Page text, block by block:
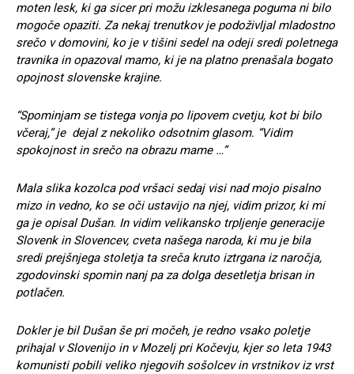
moten lesk, ki ga sicer pri možu izklesanega poguma ni bilo
mogoče opaziti. Za nekaj trenutkov je podoživljal mladostno
srečo v domovini, ko je v tišini sedel na odeji sredi poletnega
travnika in opazoval mamo, ki je na platno prenašala bogato
opojnost slovenske krajine.
“Spominjam se tistega vonja po lipovem cvetju, kot bi bilo
včeraj,” je dejal z nekoliko odsotnim glasom. “Vidim
spokojnost in srečo na obrazu mame …”
Mala slika kozolca pod vršaci sedaj visi nad mojo pisalno
mizo in vedno, ko se oči ustavijo na njej, vidim prizor, ki mi
ga je opisal Dušan. In vidim velikansko trpljenje generacije
Slovenk in Slovencev, cveta našega naroda, ki mu je bila
sredi prejšnjega stoletja ta sreča kruto iztrgana iz naročja,
zgodovinski spomin nanj pa za dolga desetletja brisan in
potlačen.
Dokler je bil Dušan še pri močeh, je redno vsako poletje
prihajal v Slovenijo in v Mozelj pri Kočevju, kjer so leta 1943
komunisti pobili veliko njegovih sošolcev in vrstnikov iz vrst